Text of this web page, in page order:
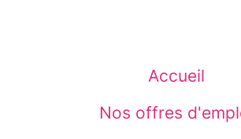
Accueil
Nos offres